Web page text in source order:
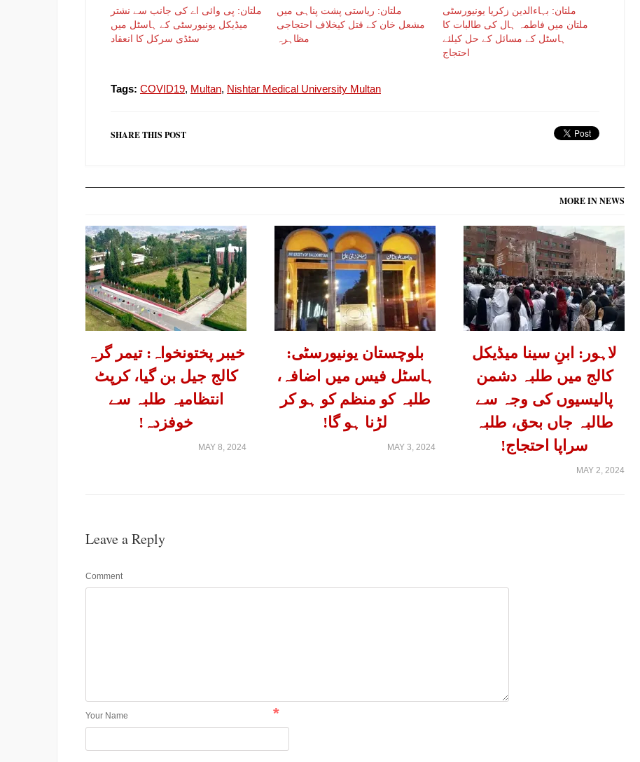
ملتان: پی وائی اے کی جانب سے نشتر
میڈیکل یونیورسٹی کے ہاسٹل میں
سٹڈی سرکل کا انعقاد
ملتان: ریاستی پشت پناہی میں
مشعل خان کے قتل کیخلاف احتجاجی
مظاہرہ
ملتان: بہاءالدین زکریا یونیورسٹی
ملتان میں فاطمہ ہال کی طالبات کا
ہاسٹل کے مسائل کے حل کیلئے
احتجاج
Tags: COVID19, Multan, Nishtar Medical University Multan
SHARE THIS POST
MORE IN NEWS
خیبر پختونخواہ: تیمر گرہ
کالج جیل بن گیا، کرپٹ
انتظامیہ طلبہ سے
خوفزدہ!
MAY 8, 2024
بلوچستان یونیورسٹی:
ہاسٹل فیس میں اضافہ،
طلبہ کو منظم کو ہو کر
لڑنا ہو گا!
MAY 3, 2024
لاہور: ابنِ سینا میڈیکل
کالج میں طلبہ دشمن
پالیسیوں کی وجہ سے
طالبہ جاں بحق، طلبہ
سراپا احتجاج!
MAY 2, 2024
Leave a Reply
Comment
Your Name *